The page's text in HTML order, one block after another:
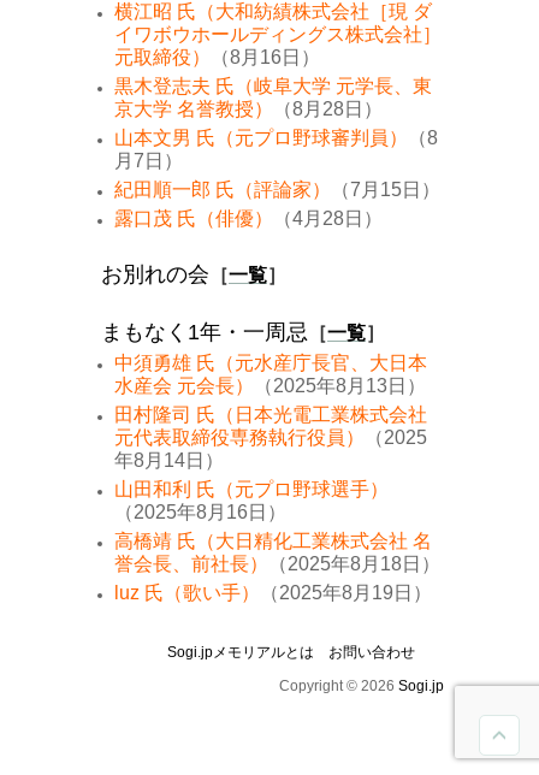
横江昭 氏（大和紡績株式会社［現 ダ
イワボウホールディングス株式会社］
元取締役）
（8月16日）
黒木登志夫 氏（岐阜大学 元学長、東
京大学 名誉教授）
（8月28日）
山本文男 氏（元プロ野球審判員）
（8
月7日）
紀田順一郎 氏（評論家）
（7月15日）
露口茂 氏（俳優）
（4月28日）
お別れの会 ［一覧］
まもなく1年・一周忌 ［一覧］
中須勇雄 氏（元水産庁長官、大日本
水産会 元会長）
（2025年8月13日）
田村隆司 氏（日本光電工業株式会社
元代表取締役専務執行役員）
（2025
年8月14日）
山田和利 氏（元プロ野球選手）
（2025年8月16日）
高橋靖 氏（大日精化工業株式会社 名
誉会長、前社長）
（2025年8月18日）
luz 氏（歌い手）
（2025年8月19日）
Sogi.jpメモリアルとは
お問い合わせ
Copyright © 2026 Sogi.jp